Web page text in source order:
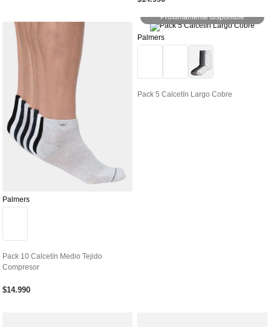
Palmers
Pack 10 Calcetín Medio Tejido
Compresor
$14.990
Próximamente disponible
Palmers
Pack 5 Calcetín Largo Cobre